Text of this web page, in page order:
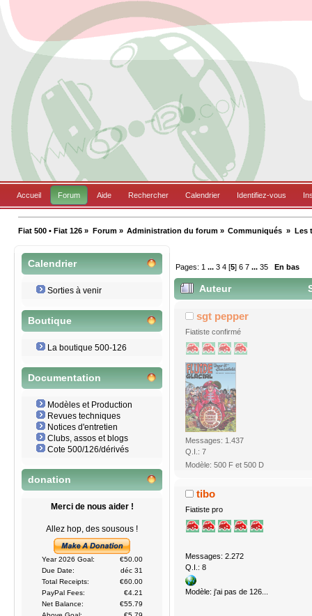
Accueil Forum Aide Rechercher Calendrier Identifiez-vous
Fiat 500 • Fiat 126 » Forum» Administration du forum» Communiqués » Les
Calendrier
Sorties à venir
Boutique
La boutique 500-126
Documentation
Modèles et Production
Revues techniques
Notices d'entretien
Clubs, assos et blogs
Cote 500/126/dérivés
donation
Merci de nous aider !
Allez hop, des sousous !
Year 2026 Goal:
€50.00
Due Date:
déc 31
Total Receipts:
€60.00
PayPal Fees:
€4.21
Net Balance:
€55.79
Pages: 1 ...3 4 [5]6 7 ...35 En bas
Auteur
sgt pepper
Fiatiste confirmé
Messages: 1.437
Q.I.: 7
Modèle: 500 F et 500 D
tibo
Fiatiste pro
Messages: 2.272
Q.I.: 8
Modèle: j'ai pas de 126...